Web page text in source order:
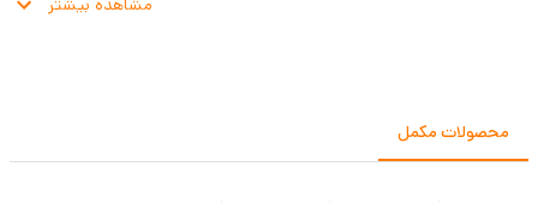
مشاهده بیشتر
محصولات مکمل